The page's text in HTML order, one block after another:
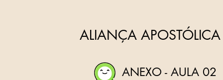
ALIANÇA
ANEXO - AULA 02